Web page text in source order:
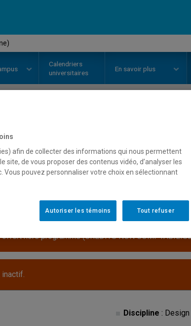
Calendriers
universitaires
En savoir plus
Mise à niveau
Horaire - Été 2026 Horaire - Automne
hors programme (CRÉDITS NON
Discipline : Design
afin de collecter des informations qui nous permettent
site, de vous proposer des contenus vidéo, d’analyser les
pouvez personnaliser votre choix en sélectionnant
Tout refuser
Autoriser les témoins